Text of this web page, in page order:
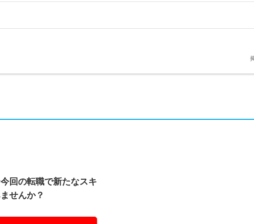
回の転職で新たなスキ
せんか？